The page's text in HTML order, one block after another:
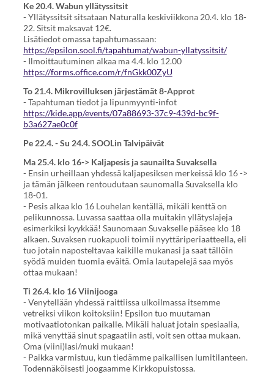
Ke 20.4. Wabun yllätyssitsit
- Yllätyssitsit sitsataan Naturalla keskiviikkona 20.4. klo 18-
22. Sitsit maksavat 12€.
Lisätiedot omassa tapahtumassaan:
https://epsilon.sool.fi/tapahtumat/wabun-yllatyssitsit/
- Ilmoittautuminen alkaa ma 4.4. klo 12.00
https://forms.office.com/r/fnGkk00ZyU
To 21.4. Mikrovilluksen järjestämät 8-Approt
- Tapahtuman tiedot ja lipunmyynti-infot
https://kide.app/events/07a88693-37c9-439d-bc9f-
b3a627ae0c0f
Pe 22.4. - Su 24.4. SOOLin Talvipäivät
Ma 25.4. klo 16-> Kaljapesis ja saunailta Suvaksella
- Ensin urheillaan yhdessä kaljapesiksen merkeissä klo 16 ->
ja tämän jälkeen rentoudutaan saunomalla Suvaksella klo
18-01.
- Pesis alkaa klo 16 Louhelan kentällä, mikäli kenttä on
pelikunnossa. Luvassa saattaa olla muitakin yllätyslajeja
esimerkiksi kyykkää! Saunomaan Suvakselle pääsee klo 18
alkaen. Suvaksen ruokapuoli toimii nyyttäriperiaatteella, eli
tuo jotain naposteltavaa kaikille mukanasi ja saat tällöin
syödä muiden tuomia eväitä. Omia lautapelejä saa myös
ottaa mukaan!
Ti 26.4. klo 16 Viinijooga
- Venytellään yhdessä raittiissa ulkoilmassa itsemme
vetreiksi viikon koitoksiin! Epsilon tuo muutaman
motivaatiotonkan paikalle. Mikäli haluat jotain spesiaalia,
mikä venyttää sinut spagaatiin asti, voit sen ottaa mukaan.
Oma (viini)lasi/muki mukaan!
- Paikka varmistuu, kun tiedämme paikallisen lumitilanteen.
Todennäköisesti joogaamme Kirkkopuistossa.